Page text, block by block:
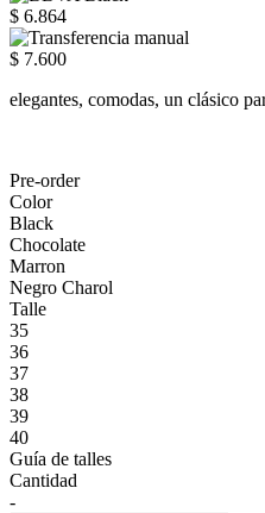
$ 6.864
$ 7.600
elegantes, comodas, un clásico
Pre-order
Color
Black
Chocolate
Marron
Negro Charol
Talle
35
36
37
38
39
40
Guía de talles
Cantidad
-